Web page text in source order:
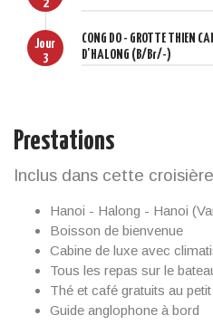
2
Jour
3
CONG DO - GROTTE THIEN
D'HALONG (B/Br/-)
Prestations
Inclus dans cette croisière
Hanoi - Halong - Hanoi
Boisson de bienvenue
Cabine de luxe avec
Tous les repas sur le
Thé et café gratuits au
Guide anglophone à bord